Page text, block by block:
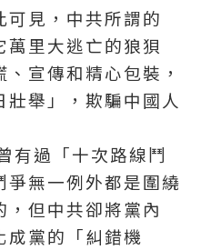
見，中共所謂的
萬里大逃亡的狼狽
宣傳和精心包裝，
舉」，欺騙中國人
過「十次路線鬥
無一例外都是圍繞
但中共卻將黨內
成黨的「糾錯機